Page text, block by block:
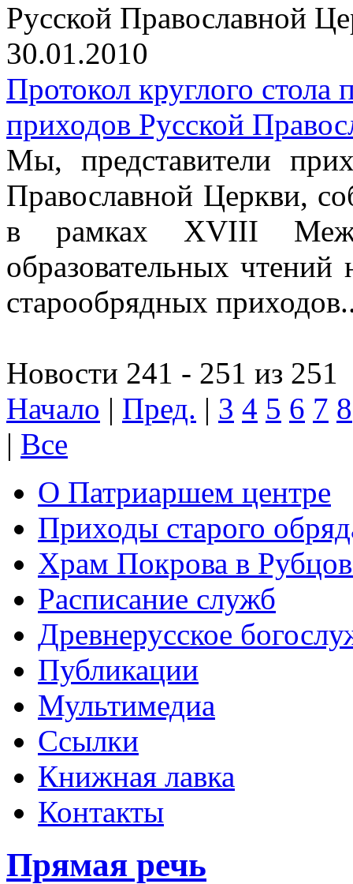
Русской Православной
30.01.2010
Протокол круглого
приходов Русской
Мы, представители
Православной Церкви,
в рамках XVIII
образовательных
старообрядных
Новости 241 - 251 из 251
Начало | Пред. | 3 4 5 6 7 8
| Все
О Патриаршем центре
Приходы старого
Храм Покрова в
Расписание служб
Древнерусское
Публикации
Мультимедиа
Ссылки
Книжная лавка
Контакты
Прямая речь